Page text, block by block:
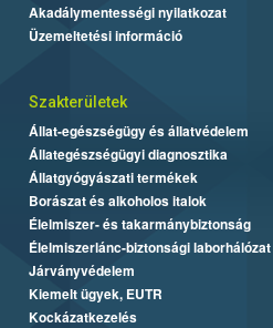
Akadálymentességi nyilatkozat
Üzemeltetési információ
Szakterületek
Állat-egészségügy és állatvédelem
Állategészségügyi diagnosztika
Állatgyógyászati termékek
Borászat és alkoholos italok
Élelmiszer- és takarmánybiztonság
Élelmiszerlánc-biztonsági laborhálózat
Járványvédelem
Kiemelt ügyek, EUTR
Kockázatkezelés